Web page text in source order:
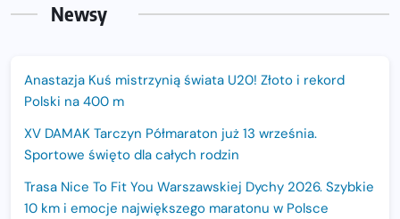
Newsy
Anastazja Kuś mistrzynią świata U20! Złoto i rekord
Polski na 400 m
XV DAMAK Tarczyn Półmaraton już 13 września.
Sportowe święto dla całych rodzin
Trasa Nice To Fit You Warszawskiej Dychy 2026. Szybkie
10 km i emocje największego maratonu w Polsce